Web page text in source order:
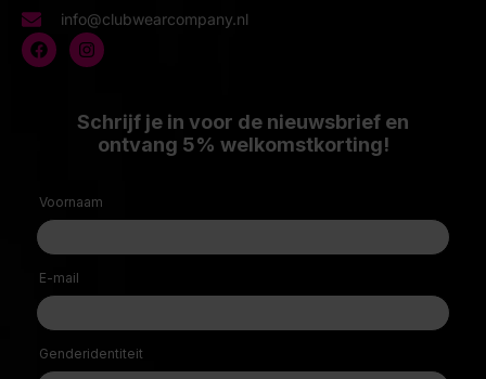
info@clubwearcompany.nl